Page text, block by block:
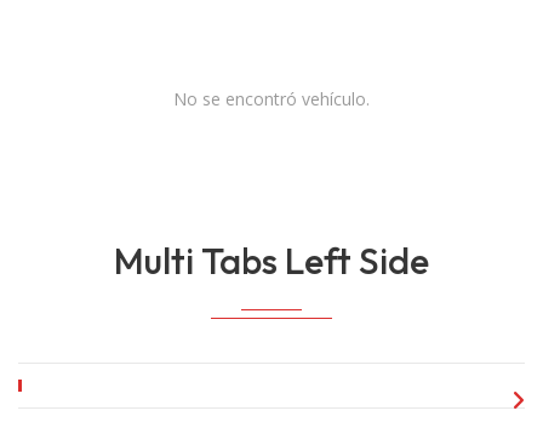
No se encontró vehículo.
Multi Tabs Left Side